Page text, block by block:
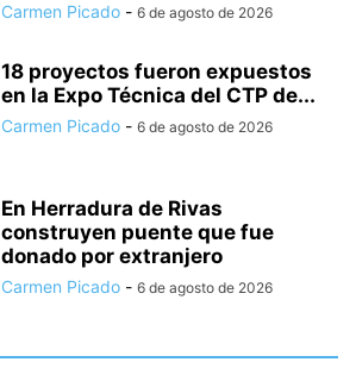
Carmen Picado - 6 de agosto de 2026
18 proyectos fueron expuestos
en la Expo Técnica del CTP de...
Carmen Picado - 6 de agosto de 2026
En Herradura de Rivas
construyen puente que fue
donado por extranjero
Carmen Picado - 6 de agosto de 2026